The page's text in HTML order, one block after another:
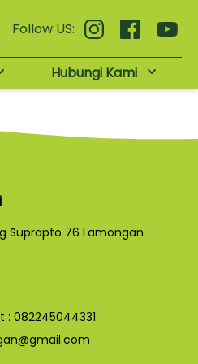
Follow US:
Hubungi Kami
Suprapto 76 Lamongan
: 082245044331